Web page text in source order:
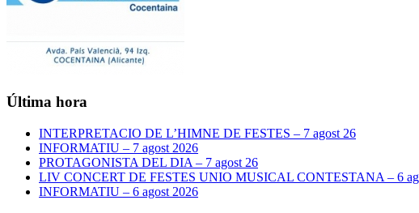
Última hora
INTERPRETACIO DE L’HIMNE DE FESTES – 7 agost 26
INFORMATIU – 7 agost 2026
PROTAGONISTA DEL DIA – 7 agost 26
LIV CONCERT DE FESTES UNIO MUSICAL CONTESTANA – 6
INFORMATIU – 6 agost 2026